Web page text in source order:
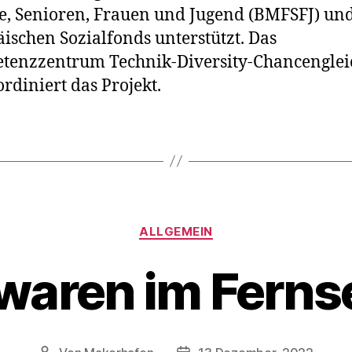
Senioren, Frauen und Jugend (BMFSFJ)
Sozialfonds unterstützt. Das
Technik-Diversity-
das Projekt.
Kategorien
ALLGEMEIN
im